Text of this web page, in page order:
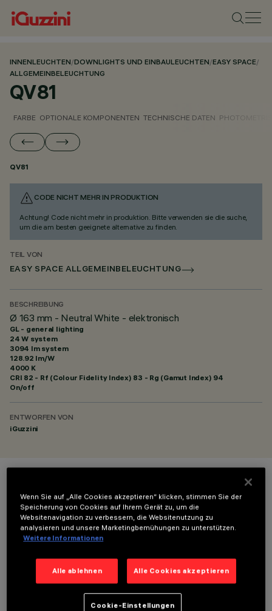
INNENLEUCHTEN/DOWNLIGHTS UND EINBAULEUCHTEN/EASY SPACE/
ALLGEMEINBELEUCHTUNG
QV81
FARBE OPTIONALE KOMPONENTEN TECHNISCHE DATEN
QV81
CODE NICHT MEHR IN PRODUKTION
Achtung! Code nicht mehr in produktion. Bitte verwenden sie die suche,
um die am besten geeignete alternative zu finden.
TEIL VON
EASY SPACE ALLGEMEINBELEUCHTUNG
BESCHREIBUNG
Ø 163 mm - Neutral White - elektronisch
GL - general lighting
24 W system
3094 lm system
128.92 lm/W
4000 K
CRI 82 - Rf (Colour Fidelity Index) 83 - Rg (Gamut Index) 94
On/off
ENTWORFEN VON
iGuzzini
FARBE
OPTIONALE KOMPONENTEN
Wenn Sie auf „Alle Cookies akzeptieren“ klicken, stimmen Sie der
Speicherung von Cookies auf Ihrem Gerät zu, um die
Websitenavigation zu verbessern, die Websitenutzung zu
analysieren und unsere Marketingbemühungen zu unterstützen.
Weitere Informationen
Alle ablehnen Alle Cookies akzeptieren
Cookie-Einstellungen